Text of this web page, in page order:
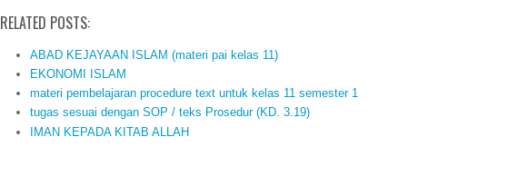
RELATED POSTS:
ABAD KEJAYAAN ISLAM (materi pai kelas 11)
EKONOMI ISLAM
materi pembelajaran procedure text untuk kelas 11 semester 1
tugas sesuai dengan SOP / teks Prosedur (KD. 3.19)
IMAN KEPADA KITAB ALLAH